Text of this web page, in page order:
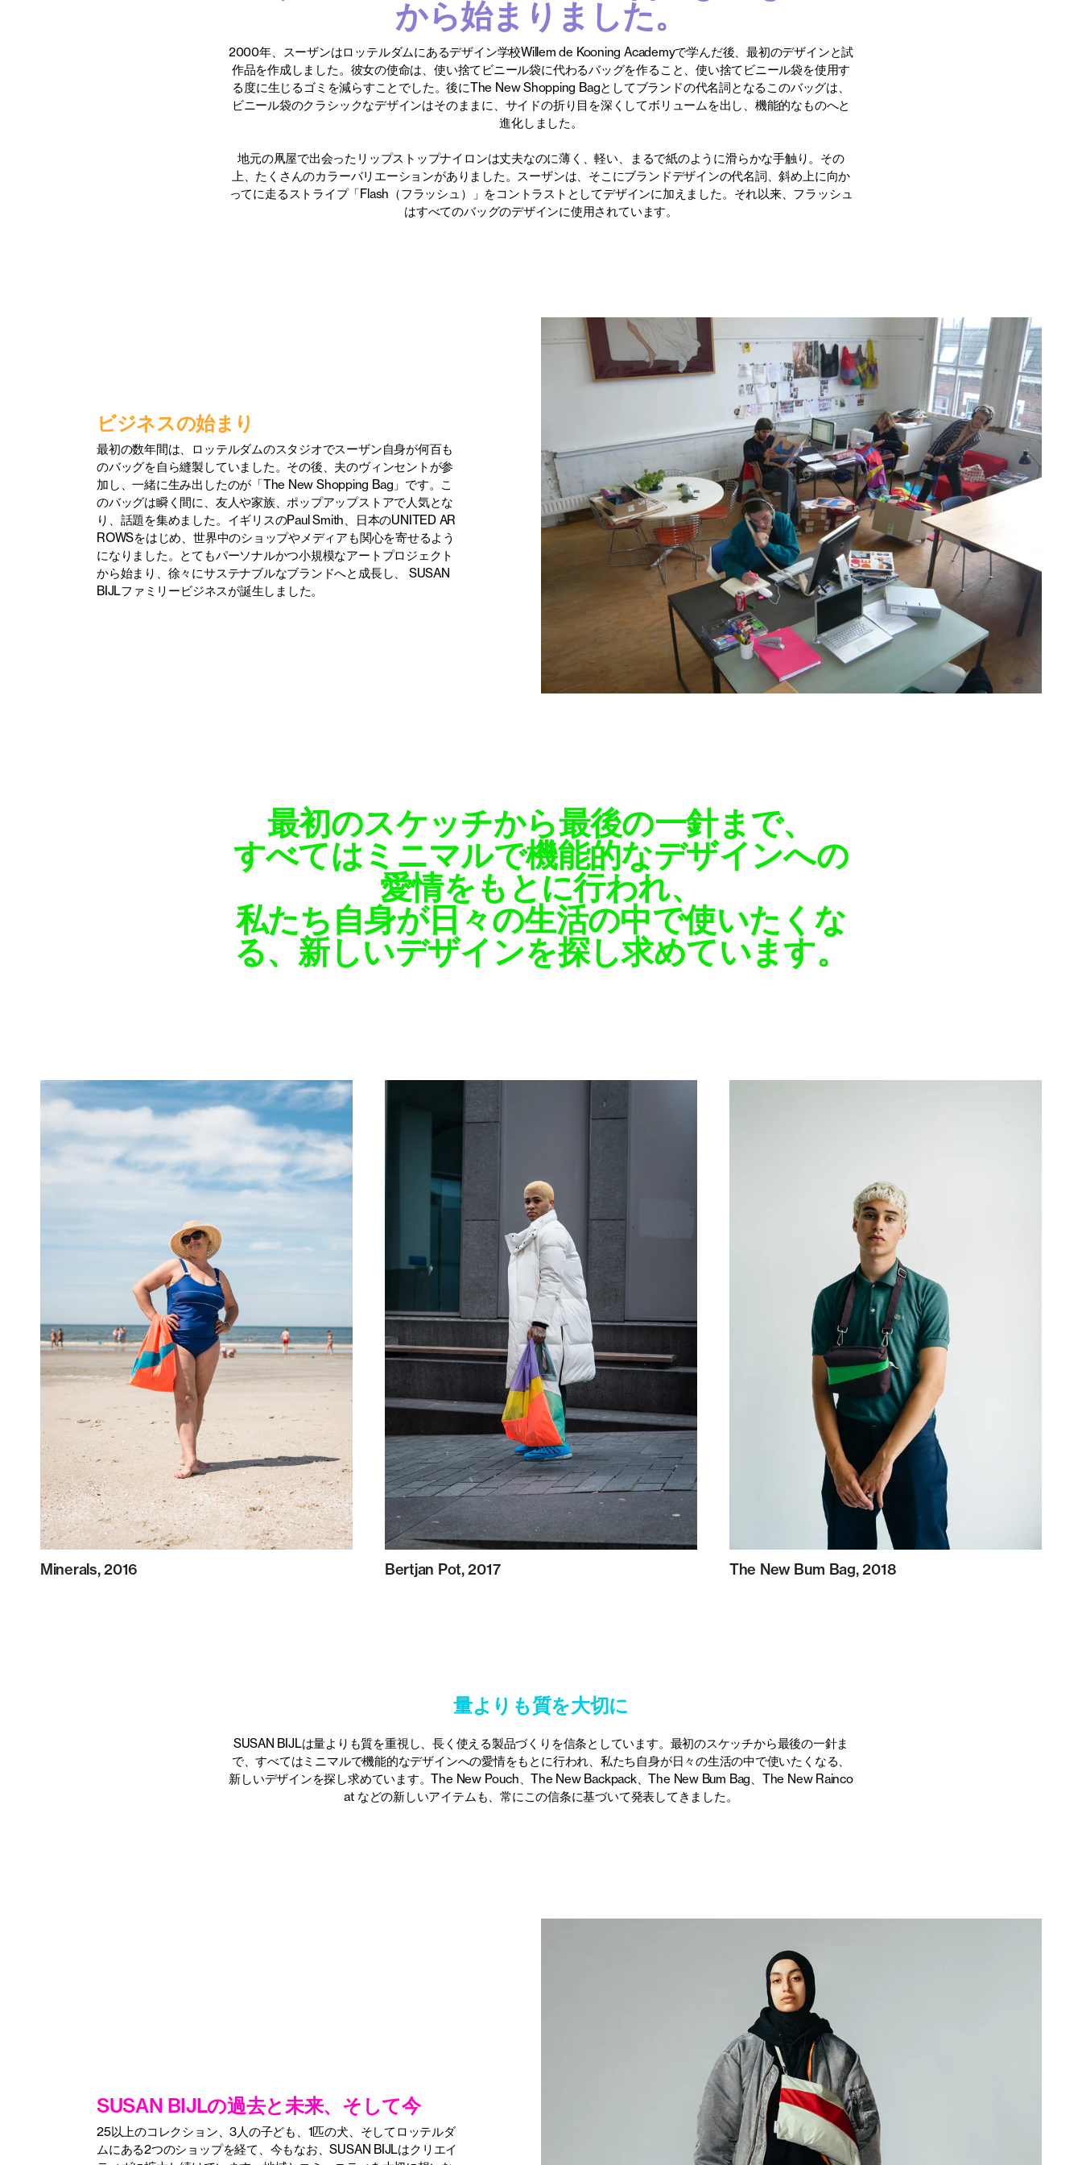
から始まりました。
2000年、スーザンはロッテルダムにあるデザイン学校Willem de Kooning Academyで学んだ後、最初のデザインと試
作品を作成しました。彼女の使命は、使い捨てビニール袋に代わるバッグを作ること、使い捨てビニール袋を使用す
る度に生じるゴミを減らすことでした。後にThe New Shopping Bagとしてブランドの代名詞となるこのバッグは、
ビニール袋のクラシックなデザインはそのままに、サイドの折り目を深くしてボリュームを出し、機能的なものへと
進化しました。
地元の凧屋で出会ったリップストップナイロンは丈夫なのに薄く、軽い、まるで紙のように滑らかな手触り。その
上、たくさんのカラーバリエーションがありました。スーザンは、そこにブランドデザインの代名詞、斜め上に向か
ってに走るストライプ「Flash（フラッシュ）」をコントラストとしてデザインに加えました。それ以来、フラッシュ
はすべてのバッグのデザインに使用されています。
ビジネスの始まり
最初の数年間は、ロッテルダムのスタジオでスーザン自身が何百も
のバッグを自ら縫製していました。その後、夫のヴィンセントが参
加し、一緒に生み出したのが「The New Shopping Bag」です。こ
のバッグは瞬く間に、友人や家族、ポップアップストアで人気とな
り、話題を集めました。イギリスのPaul Smith、日本のUNITED AR
ROWSをはじめ、世界中のショップやメディアも関心を寄せるよう
になりました。とてもパーソナルかつ小規模なアートプロジェクト
から始まり、徐々にサステナブルなブランドへと成長し、 SUSAN
BIJLファミリービジネスが誕生しました。
最初のスケッチから最後の一針まで、
すべてはミニマルで機能的なデザインへの
愛情をもとに行われ、
私たち自身が日々の生活の中で使いたくな
る、新しいデザインを探し求めています。
Minerals, 2016 Bertjan Pot, 2017 The New Bum Bag, 2018
量よりも質を大切に
SUSAN BIJLは量よりも質を重視し、長く使える製品づくりを信条としています。最初のスケッチから最後の一針ま
で、すべてはミニマルで機能的なデザインへの愛情をもとに行われ、私たち自身が日々の生活の中で使いたくなる、
新しいデザインを探し求めています。The New Pouch、The New Backpack、The New Bum Bag、The New Rainco
at などの新しいアイテムも、常にこの信条に基づいて発表してきました。
SUSAN BIJLの過去と未来、そして今
25以上のコレクション、3人の子ども、1匹の犬、そしてロッテルダ
ムにある2つのショップを経て、今もなお、SUSAN BIJLはクリエイ